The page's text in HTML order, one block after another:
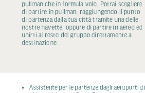
pullman che in formula volo. Potrai scegliere
di partire in pullman, raggiungendo il punto
di partenza dalla tua città tramite una delle
nostre navette, oppure di partire in aereo ed
unirti al resto del gruppo direttamente a
destinazione.
Assistente per le partenze dagli aeroporti di